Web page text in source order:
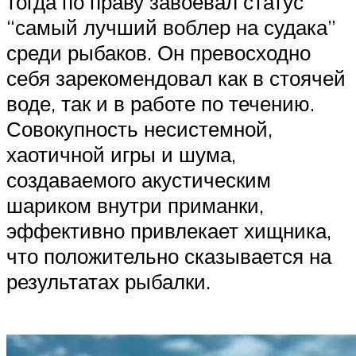
“самый лучший воблер на судака”
среди рыбаков. Он превосходно
себя зарекомендовал как в стоячей
воде, так и в работе по течению.
Совокупность несистемной,
хаотичной игры и шума,
создаваемого акустическим
шариком внутри приманки,
эффективно привлекает хищника,
что положительно сказывается на
результатах рыбалки.